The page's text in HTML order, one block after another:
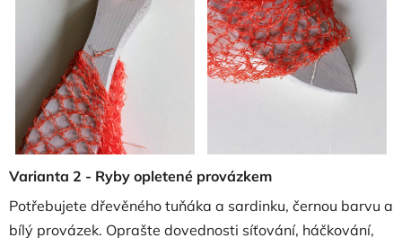
Varianta 2 - Ryby opletené provázkem
Potřebujete dřevěného tuňáka a sardinku, černou barvu a
bílý provázek. Oprašte dovednosti síťování, háčkování,